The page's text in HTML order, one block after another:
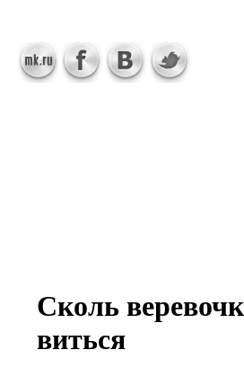
Сколь
виться